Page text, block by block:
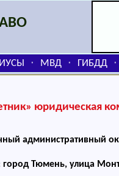
⬞ МВД ⬞ ГИБДД ⬞
юридическая
административный
город Тюмень, улица